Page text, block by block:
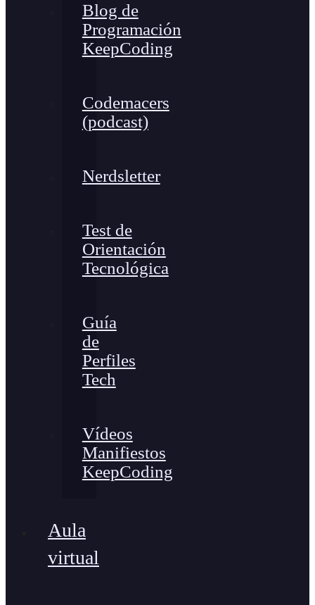
Blog de
Programación
KeepCoding
Codemacers
(podcast)
Nerdsletter
Test de
Orientación
Tecnológica
Guía
de
Perfiles
Tech
Vídeos
Manifiestos
KeepCoding
Aula
virtual